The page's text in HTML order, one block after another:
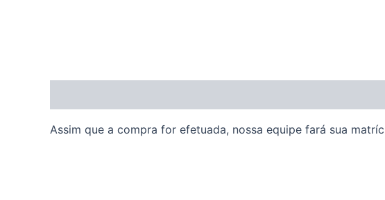
Assim que a compra for efetuada, nossa equipe fará sua